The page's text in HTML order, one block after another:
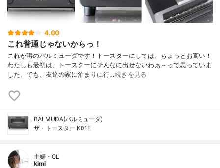
4.00
これ普通じゃないからっ！
これが噂のバルミューダです！トースターにしては、ちょっとお高い！
わたしも最初は、トースターにそんなに出せないわぁ～って思っていま
した。でも、友達の家に泊まりに行…続きを見る
BALMUDA(バルミューダ)
ザ・トースター K01E
主婦・OL
kimi